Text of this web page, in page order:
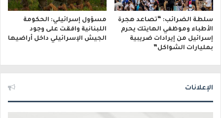
سلطة الضرائب: “تصاعد هجرة
الأطباء وموظفي الهايتك يحرم
إسرائيل من إيرادات ضريبية
بمليارات الشواكل”
مسؤول إسرائيلي: الحكومة
اللبنانية وافقت على وجود
الجيش الإسرائيلي داخل أراضيها
الإعلانات